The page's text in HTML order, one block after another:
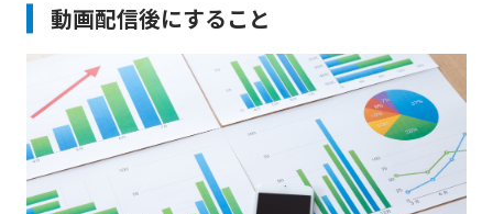
動画配信後にすること